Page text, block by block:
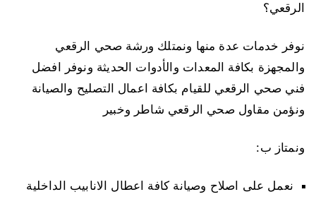
الرقعي؟
نوفر خدمات عدة منها ونمتلك ورشة صحي الرقعي
والمجهزة بكافة المعدات والأدوات الحديثة ونوفر افضل
فني صحي الرقعي للقيام بكافة اعمال التصليح والصيانة
ونؤمن مقاول صحي الرقعي شاطر وخبير
ونمتاز ب:
نعمل على اصلاح وصيانة كافة اعطال الانابيب الداخلية